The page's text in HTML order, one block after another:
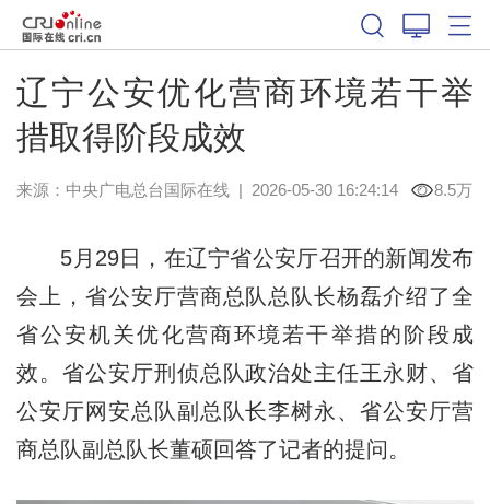
辽宁公安优化营商环境若干举
措取得阶段成效
来源：中央广电总台国际在线| 2026-05-30 16:24:14 8.5万
5月29日，在辽宁省公安厅召开的新闻发布
会上，省公安厅营商总队总队长杨磊介绍了全
省公安机关优化营商环境若干举措的阶段成
效。省公安厅刑侦总队政治处主任王永财、省
公安厅网安总队副总队长李树永、省公安厅营
商总队副总队长董硕回答了记者的提问。